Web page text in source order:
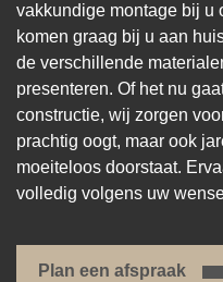
vakkundige montage bij u
komen graag bij u aan
de verschillende
presenteren. Of het nu
constructie, wij zorgen
prachtig oogt, maar ook
moeiteloos doorstaat.
volledig volgens uw
Plan een afspraak